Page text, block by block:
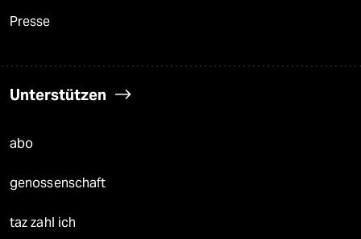
Presse
Unterstützen
abo
genossenschaft
taz zahl ich